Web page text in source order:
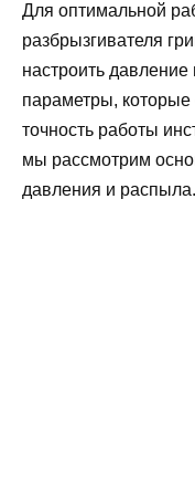
Для оптимальной
разбрызгивателя
настроить
параметры,
точность работы
мы рассмотрим
давления и распыла.